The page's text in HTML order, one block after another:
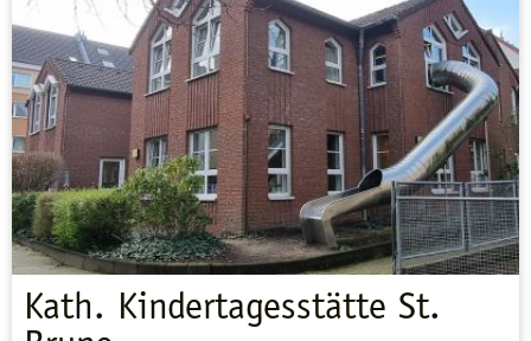
Kath. Kindertagesstätte St.